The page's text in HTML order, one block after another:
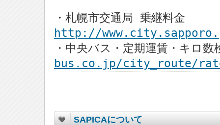
・札幌市交通局 乗継料金
http://
・中央バス・定期運賃・キロ
bus.co.jp/city_route/
SAPICAについて